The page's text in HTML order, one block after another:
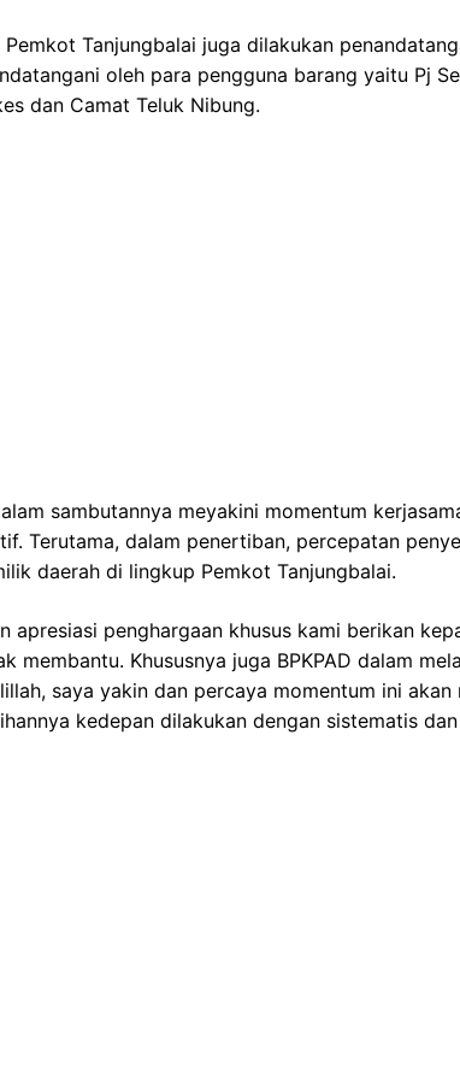
Pemkot Tanjungbalai juga dilakukan
oleh para pengguna barang yaitu Pj
dan Camat Teluk Nibung.
sambutannya meyakini momentum
Terutama, dalam penertiban, percepatan
daerah di lingkup Pemkot Tanjungbalai.
apresiasi penghargaan khusus kami berikan
membantu. Khususnya juga BPKPAD dalam
saya yakin dan percaya momentum ini
kedepan dilakukan dengan sistematis